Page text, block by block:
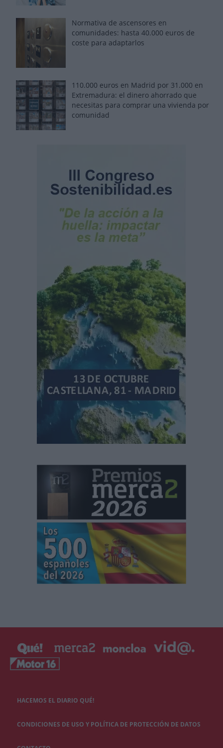
Normativa de ascensores en
comunidades: hasta 40.000 euros de
coste para adaptarlos
110.000 euros en Madrid por 31.000 en
Extremadura: el dinero ahorrado que
necesitas para comprar una vivienda por
comunidad
HACEMOS EL DIARIO QUÉ!
CONDICIONES DE USO Y POLÍTICA DE PROTECCIÓN DE DATOS